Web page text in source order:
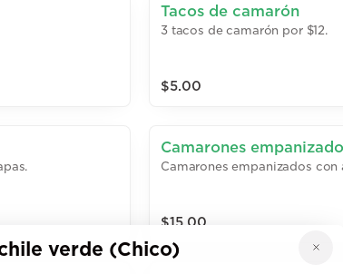
verde (Chico)
Tacos de camarón
3 tacos de camarón por $12.
$5.00
Camarones
Camarones empanizados con
$15.00